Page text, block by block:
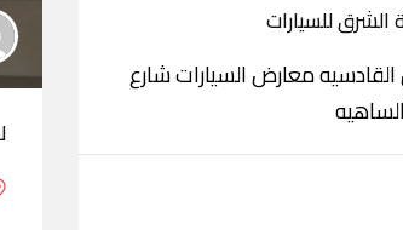
للسيارات
القادسيه معارض السيارات شارع